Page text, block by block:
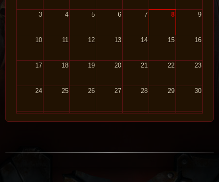
3 4 5 6 7 8 9
10 11 12 13 14 15 16
17 18 19 20 21 22 23
24 25 26 27 28 29 30